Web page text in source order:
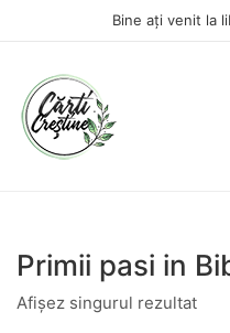
Bine ați venit la
Primii pasi in
Afișez singurul rezultat